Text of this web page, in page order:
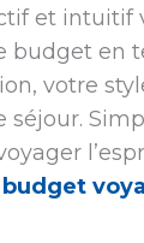
et intuitif
budget en
votre
séjour.